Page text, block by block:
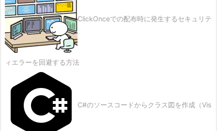
ClickOnceでの配布時に発生するセキュリテ
ィエラーを回避する方法
C#のソースコードからクラス図を作成（Vis